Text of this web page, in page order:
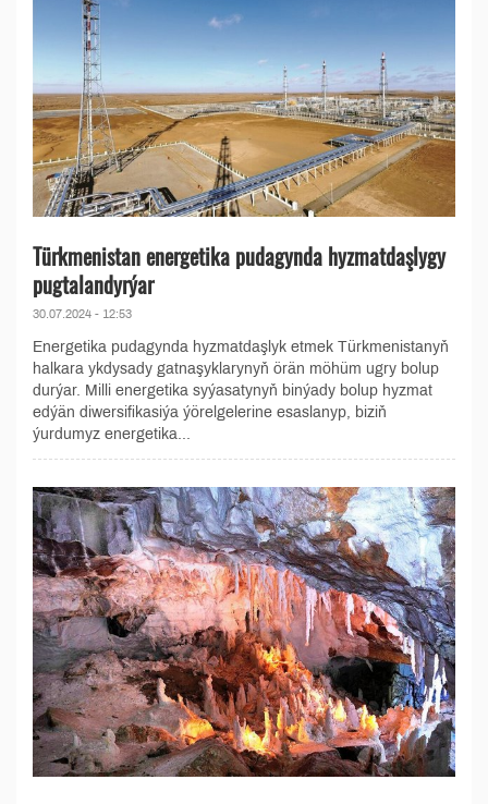
Türkmenistan energetika pudagynda hyzmatdaşlygy
pugtalandyrýar
30.07.2024 - 12:53
Energetika pudagynda hyzmatdaşlyk etmek Türkmenistanyň
halkara ykdysady gatnaşyklarynyň örän möhüm ugry bolup
durýar. Milli energetika syýasatynyň binýady bolup hyzmat
edýän diwersifikasiýa ýörelgelerine esaslanyp, biziň
ýurdumyz energetika...